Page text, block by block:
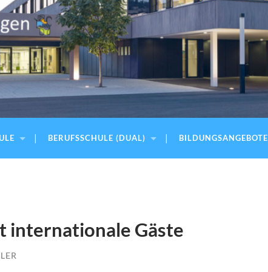
BS
BERUFSSCHULE (DUAL) BILDUNGSANGEBOTE
internationale Gäste